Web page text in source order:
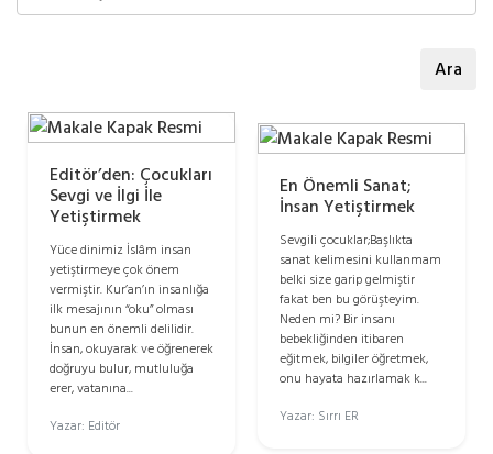
Ara
Editör’den: Çocukları
Sevgi ve İlgi İle
Yetiştirmek
Yüce dinimiz İslâm insan
yetiştirmeye çok önem
vermiştir. Kur’an’ın insanlığa
ilk mesajının “oku” olması
bunun en önemli delilidir.
İnsan, okuyarak ve öğrenerek
doğruyu bulur, mutluluğa
erer, vatanına...
Yazar: Editör
En Önemli Sanat;
İnsan Yetiştirmek
Sevgili çocuklar;Başlıkta
sanat kelimesini kullanmam
belki size garip gelmiştir
fakat ben bu görüşteyim.
Neden mi? Bir insanı
bebekliğinden itibaren
eğitmek, bilgiler öğretmek,
onu hayata hazırlamak k...
Yazar: Sırrı ER